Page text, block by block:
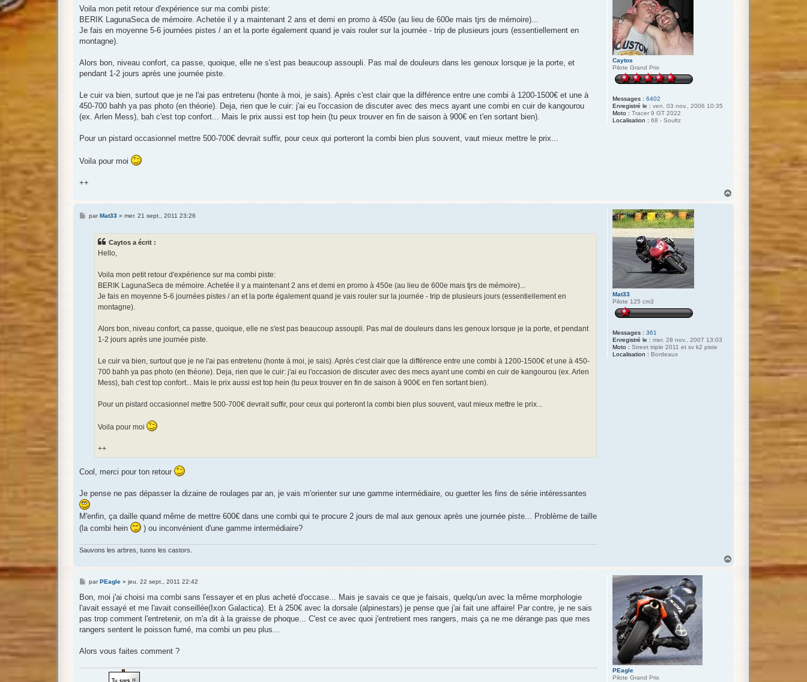
Caytos
Pilote Grand Prix
Messages : 6402
Enregistré le : ven. 03 nov., 2006 10:35
Moto : Tracer 9 GT 2022
Localisation : 68 - Soultz
g
Voila mon petit retour d'expérience sur ma combi piste:
BERIK LagunaSeca de mémoire. Achetée il y a maintenant 2 ans et demi en promo à 450e (au lieu de 600e mais tjrs de mémoire)...
Je fais en moyenne 5-6 journées pistes / an et la porte également quand je vais rouler sur la journée - trip de plusieurs jours (essentiellement en
montagne).
Alors bon, niveau confort, ca passe, quoique, elle ne s'est pas beaucoup assoupli. Pas mal de douleurs dans les genoux lorsque je la porte, et
pendant 1-2 jours après une journée piste.
Le cuir va bien, surtout que je ne l'ai pas entretenu (honte à moi, je sais). Après c'est clair que la différence entre une combi à 1200-1500€ et une à
450-700 bahh ya pas photo (en théorie). Deja, rien que le cuir: j'ai eu l'occasion de discuter avec des mecs ayant une combi en cuir de kangourou
(ex. Arlen Mess), bah c'est top confort... Mais le prix aussi est top hein (tu peux trouver en fin de saison à 900€ en t'en sortant bien).
Pour un pistard occasionnel mettre 500-700€ devrait suffir, pour ceux qui porteront la combi bien plus souvent, vaut mieux mettre le prix...
Voila pour moi
++
Mat33
Pilote 125 cm3
Messages : 361
Enregistré le : mer. 28 nov., 2007 13:03
Moto : Street triple 2011 et sv k2 piste
Localisation : Bordeaux
MparMat33» mer. 21 sept., 2011 23:26
Caytos a écrit :
Hello,
Voila mon petit retour d'expérience sur ma combi piste:
BERIK LagunaSeca de mémoire. Achetée il y a maintenant 2 ans et demi en promo à 450e (au lieu de 600e mais tjrs de mémoire)...
Je fais en moyenne 5-6 journées pistes / an et la porte également quand je vais rouler sur la journée - trip de plusieurs jours (essentiellement en
montagne).
Alors bon, niveau confort, ca passe, quoique, elle ne s'est pas beaucoup assoupli. Pas mal de douleurs dans les genoux lorsque je la porte, et pendant
1-2 jours après une journée piste.
Le cuir va bien, surtout que je ne l'ai pas entretenu (honte à moi, je sais). Après c'est clair que la différence entre une combi à 1200-1500€ et une à 450-
700 bahh ya pas photo (en théorie). Deja, rien que le cuir: j'ai eu l'occasion de discuter avec des mecs ayant une combi en cuir de kangourou (ex. Arlen
Mess), bah c'est top confort... Mais le prix aussi est top hein (tu peux trouver en fin de saison à 900€ en t'en sortant bien).
Pour un pistard occasionnel mettre 500-700€ devrait suffir, pour ceux qui porteront la combi bien plus souvent, vaut mieux mettre le prix...
Voila pour moi
++
Cool, merci pour ton retour
Je pense ne pas dépasser la dizaine de roulages par an, je vais m'orienter sur une gamme intermédiaire, ou guetter les fins de série intéressantes
M'enfin, ça daille quand même de mettre 600€ dans une combi qui te procure 2 jours de mal aux genoux après une journée piste... Problème de taille
(la combi hein
) ou inconvénient d'une gamme intermédiaire?
Sauvons les arbres, tuons les castors.
PEagle
Pilote Grand Prix
M
s
a
g
par PEagle» jeu. 22 sept., 2011 22:42
Bon, moi j'ai choisi ma combi sans l'essayer et en plus acheté d'occase... Mais je savais ce que je faisais, quelqu'un avec la même morphologie
l'avait essayé et me l'avait conseillée(Ixon Galactica). Et à 250€ avec la dorsale (alpinestars) je pense que j'ai fait une affaire! Par contre, je ne sais
pas trop comment l'entretenir, on m'a dit à la graisse de phoque... C'est ce avec quoi j'entretient mes rangers, mais ça ne me dérange pas que mes
rangers sentent le poisson fumé, ma combi un peu plus...
Alors vous faites comment ?